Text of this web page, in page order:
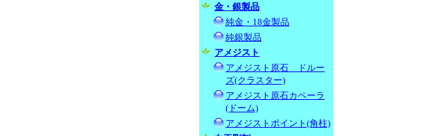
金・銀製品
純金・18金製品
純銀製品
アメジスト
アメジスト原石 ドルー
ズ(クラスター)
アメジスト原石カペーラ
(ドーム)
アメジストポイント(角柱)